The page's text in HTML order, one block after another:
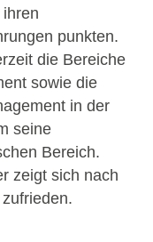
punkten.
die Bereiche
sowie die
in der
seine
Bereich.
zeigt sich nach